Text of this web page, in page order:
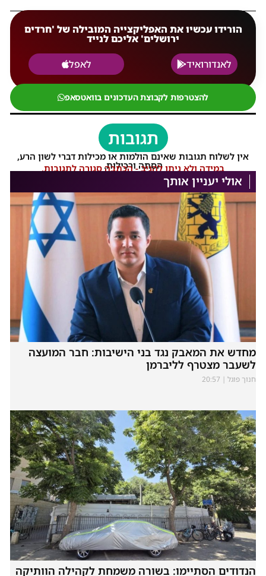
הורידו עכשיו את האפליקצייה המובילה של 'חרדים
ירושלים' אליכם לנייד
לאנדורואיד
לאפל
להצטרפות לקבוצת העדכונים בוואטסאפ
תגובות
אין לשלוח תגובות שאינם הולמות או מכילות דברי לשון הרע,
הסתה ורכילות.
במידה ולא ניתן להגיב - הכתבה סגורה לתגובות.
אולי יעניין אותך
מחדש את המאבק נגד בני הישיבות: חבר המועצה
לשעבר מצטרף לליברמן
חנוך פוגל
הנדודים הסתיימו: בשורה משמחת לקהילה הוותיקה